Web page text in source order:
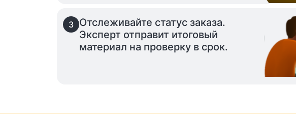
3 Отслеживайте статус заказа.
Эксперт отправит итоговый
материал на проверку в срок.